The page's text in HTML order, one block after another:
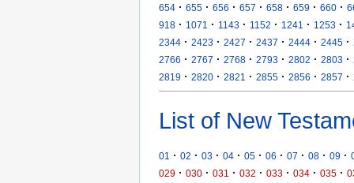
654 · 655 · 656 · 657 · 658 · 659 · 660 ·
918 · 1071 · 1143 · 1152 · 1241 · 1253 ·
2344 · 2423 · 2427 · 2437 · 2444 · 2445 ·
2766 · 2767 · 2768 · 2793 · 2802 · 2803 ·
2819 · 2820 · 2821 · 2855 · 2856 · 2857 ·
List of New
01 · 02 · 03 · 04 · 05 · 06 · 07 · 08 · 09 ·
029 · 030 · 031 · 032 · 033 · 034 · 035 ·